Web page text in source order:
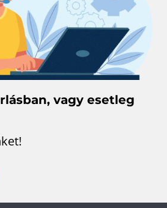
vagy esetleg